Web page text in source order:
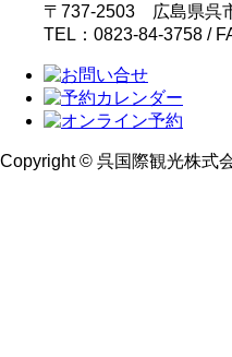
〒737-2503 広島県呉
TEL：0823-84-3758 /
Copyright © 呉国際観光株式